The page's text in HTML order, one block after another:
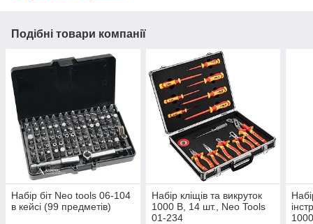
Подібні товари компанії
Набір біт Neo tools 06-104
в кейсі (99 предметів)
Набір кліщів та викруток
1000 В, 14 шт., Neo Tools
01-234